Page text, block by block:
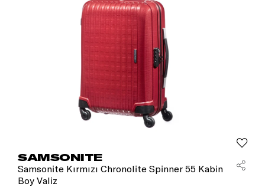
SAMSONITE
Samsonite Kırmızı Chronolite Spinner 55 Kabin
Boy Valiz